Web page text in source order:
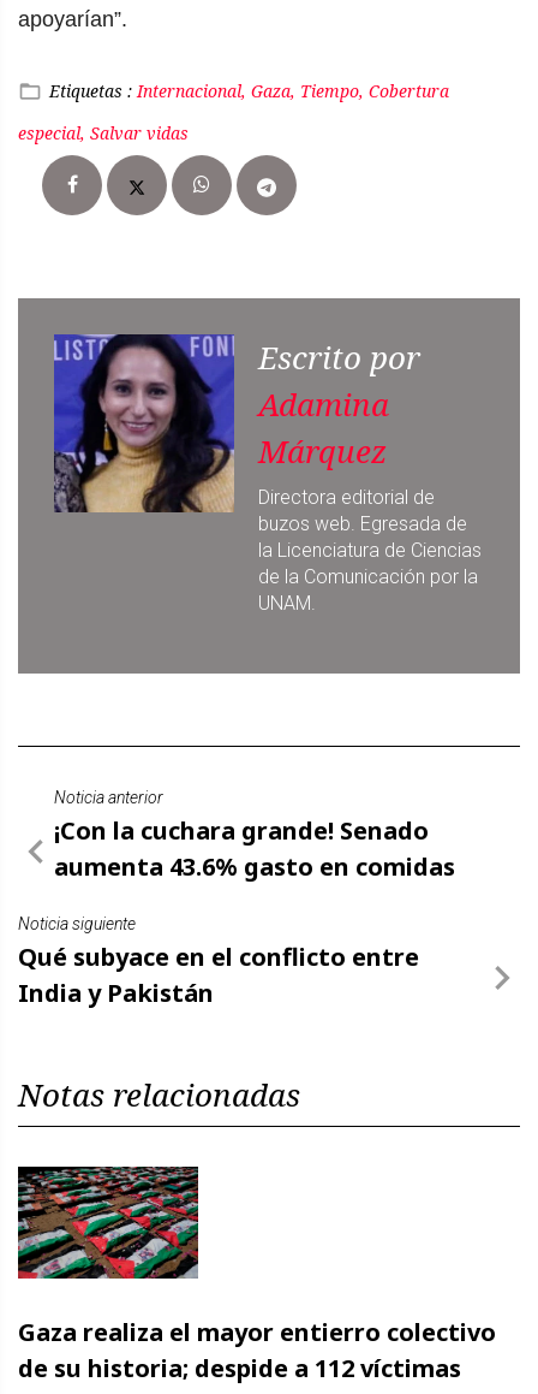
apoyarían”.
Etiquetas :Internacional, Gaza, Tiempo, Cobertura
especial, Salvar vidas
Escrito por
Adamina
Márquez
Directora editorial de
buzos web. Egresada de
la Licenciatura de Ciencias
de la Comunicación por la
UNAM.
Noticia anterior
¡Con la cuchara grande! Senado
aumenta 43.6% gasto en comidas
Noticia siguiente
Qué subyace en el conflicto entre
India y Pakistán
Notas relacionadas
Gaza realiza el mayor entierro colectivo
de su historia; despide a 112 víctimas